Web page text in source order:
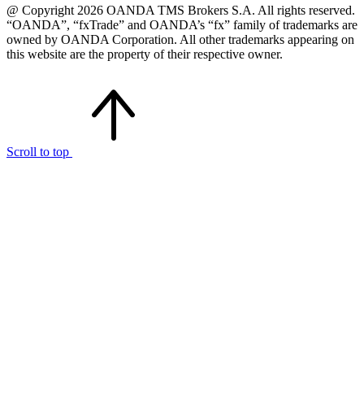
@ Copyright 2026 OANDA TMS Brokers S.A. All rights reserved.
“OANDA”, “fxTrade” and OANDA’s “fx” family of trademarks are
owned by OANDA Corporation. All other trademarks appearing on
this website are the property of their respective owner.
Scroll to top